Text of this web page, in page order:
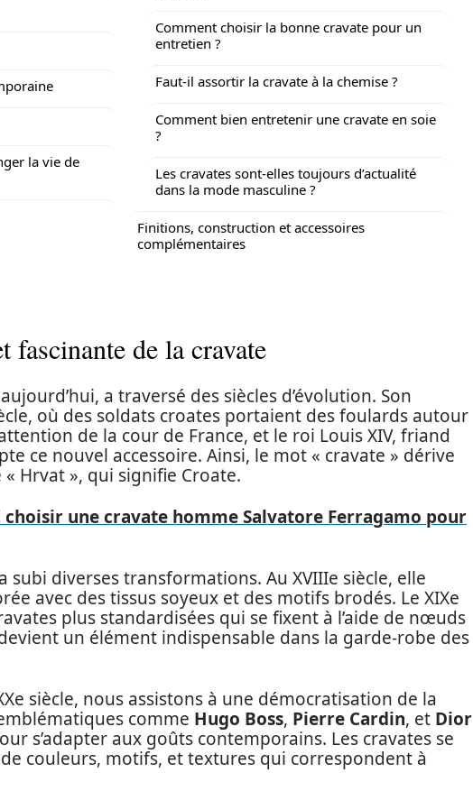
la vie de
Comment choisir la bonne cravate pour un
entretien ?
Faut-il assortir la cravate à la chemise ?
Comment bien entretenir une cravate en soie
?
Les cravates sont-elles toujours d’actualité
dans la mode masculine ?
Finitions, construction et accessoires
complémentaires
fascinante de la cravate
a traversé des siècles d’évolution. Son
où des soldats croates portaient des foulards autour
de la cour de France, et le roi Louis XIV, friand
ce nouvel accessoire. Ainsi, le mot « cravate » dérive
Hrvat », qui signifie Croate.
une cravate homme Salvatore Ferragamo pour
subi diverses transformations. Au XVIIIe siècle, elle
avec des tissus soyeux et des motifs brodés. Le XIXe
plus standardisées qui se fixent à l’aide de nœuds
un élément indispensable dans la garde-robe des
siècle, nous assistons à une démocratisation de la
comme Hugo Boss, Pierre Cardin, et Dior
s’adapter aux goûts contemporains. Les cravates se
couleurs, motifs, et textures qui correspondent à